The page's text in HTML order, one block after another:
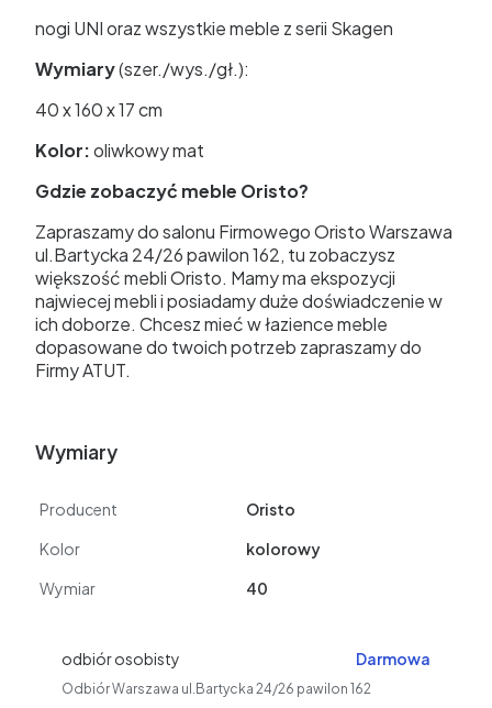
nogi UNI oraz wszystkie meble z serii Skagen
Wymiary(szer./wys./gł.):
40 x 160 x 17 cm
Kolor:oliwkowy mat
Gdzie zobaczyć meble Oristo?
Zapraszamy do salonu Firmowego Oristo Warszawa
ul.Bartycka 24/26 pawilon 162, tu zobaczysz
większość mebli Oristo. Mamy ma ekspozycji
najwiecej mebli i posiadamy duże doświadczenie w
ich doborze. Chcesz mieć w łazience meble
dopasowane do twoich potrzeb zapraszamy do
Firmy ATUT.
Wymiary
Producent
Oristo
Kolor
kolorowy
Wymiar
40
odbiór osobisty Darmowa
Odbiór Warszawa ul.Bartycka 24/26 pawilon 162